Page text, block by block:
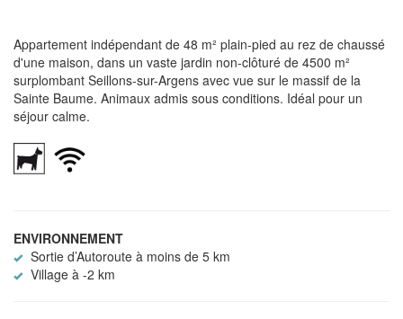
Appartement indépendant de 48 m² plain-pied au rez de chaussé
d'une maison, dans un vaste jardin non-clôturé de 4500 m²
surplombant Seillons-sur-Argens avec vue sur le massif de la
Sainte Baume. Animaux admis sous conditions. Idéal pour un
séjour calme.
ENVIRONNEMENT
Sortie d’Autoroute à moins de 5 km
Village à -2 km